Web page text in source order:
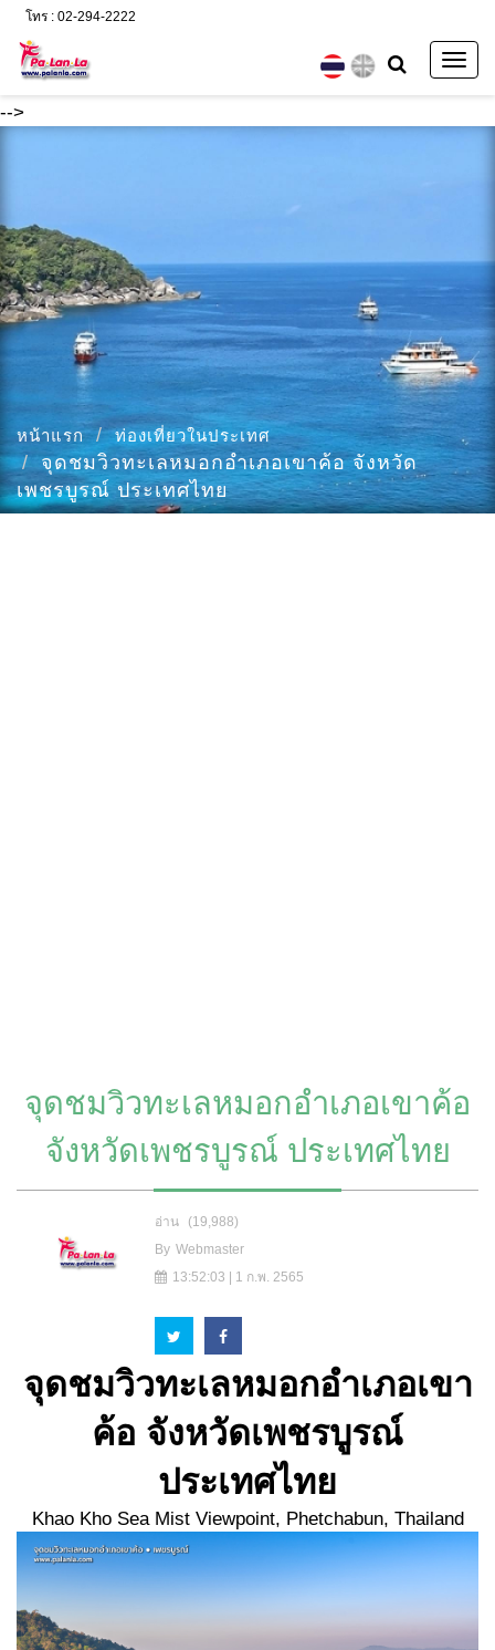
-->
โทร : 02-294-2222
หน้าแรก ท่องเที่ยวในประเทศ
จุดชมวิวทะเลหมอกอำเภอเขาค้อ จังหวัด
เพชรบูรณ์ ประเทศไทย
จุดชมวิวทะเลหมอกอำเภอเขาค้อ
จังหวัดเพชรบูรณ์ ประเทศไทย
อ่าน
(19,988)
By Webmaster
13:52:03 | 1 ก.พ. 2565
จุดชมวิวทะเลหมอกอำเภอเขา
ค้อ จังหวัดเพชรบูรณ์
ประเทศไทย
Khao Kho Sea Mist Viewpoint, Phetchabun, Thailand